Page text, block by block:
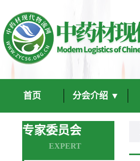
首页 分会介绍 ▼
专家委员会
EXPERT